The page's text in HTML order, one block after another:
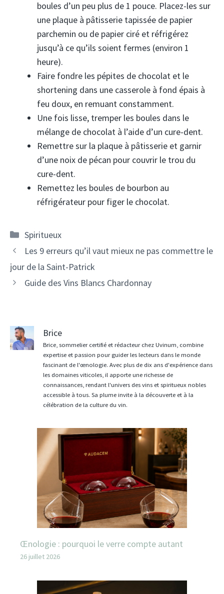
boules d’un peu plus de 1 pouce. Placez-les sur
une plaque à pâtisserie tapissée de papier
parchemin ou de papier ciré et réfrigérez
jusqu’à ce qu’ils soient fermes (environ 1
heure).
Faire fondre les pépites de chocolat et le
shortening dans une casserole à fond épais à
feu doux, en remuant constamment.
Une fois lisse, tremper les boules dans le
mélange de chocolat à l’aide d’un cure-dent.
Remettre sur la plaque à pâtisserie et garnir
d’une noix de pécan pour couvrir le trou du
cure-dent.
Remettez les boules de bourbon au
réfrigérateur pour figer le chocolat.
Catégories
Spiritueux
Navigation
des
Les 9 erreurs qu’il vaut mieux ne pas commettre le
jour de la Saint-Patrick
Guide des Vins Blancs Chardonnay
Brice
Brice, sommelier certifié et rédacteur chez Uvinum, combine
expertise et passion pour guider les lecteurs dans le monde
fascinant de l'œnologie. Avec plus de dix ans d'expérience dans
les domaines viticoles, il apporte une richesse de
connaissances, rendant l'univers des vins et spiritueux nobles
accessible à tous. Sa plume invite à la découverte et à la
célébration de la culture du vin.
Œnologie : pourquoi le verre compte autant
26 juillet 2026